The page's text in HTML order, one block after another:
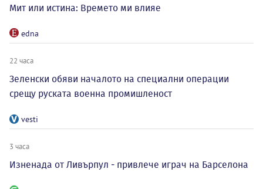
Мит или истина: Времето ми влияе
edna
22 часа
Зеленски обяви началото на специални операции
срещу руската военна промишленост
vesti
3 часа
Изненада от Ливърпул - привлече играч на Барселона